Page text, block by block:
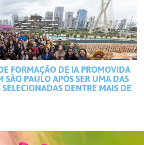
FORMAÇÃO DE IA PROMOVIDA
SÃO PAULO APÓS SER UMA DAS
DENTRE MAIS DE